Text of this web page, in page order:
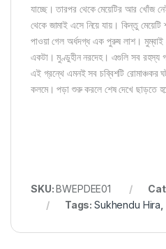
যাচ্ছে। তারপর থেকে মেয়েটির আর খোঁজ
থেকে জামাই এসে নিয়ে যায়। কিন্তু
পাওয়া গেল অর্ধদগ্ধ এক পুরুষ লাশ। মুম্বাই
একটা। মুণ্ডুহীন নরদেহ। এগুলি সব রহস্য
এই গ্রন্থে এমনই সব চব্বিশটি রোমাঞ্চকর
কলমে। পড়া শুরু করলে শেষ দেখে ছাড়তে
SKU:BWEPDEE01
Tags:Sukhendu Hira